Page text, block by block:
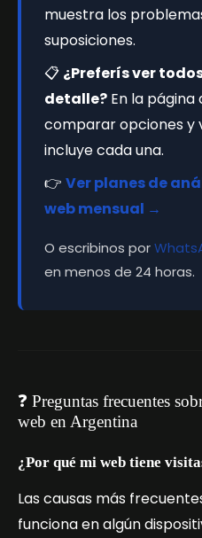
muestra los
suposiciones.
📋 ¿Preferís ver
detalle? En la página
comparar opciones y
incluye cada una.
👉 Ver planes de
web mensual →
O escribinos por
en menos de 24 horas.
❓ Preguntas frecuentes
web en Argentina
¿Por qué mi web tiene
Las causas más
funciona en algún